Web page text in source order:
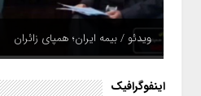
ویدئو / بیمه ایران؛ همپای زائران
اینفوگرافیک